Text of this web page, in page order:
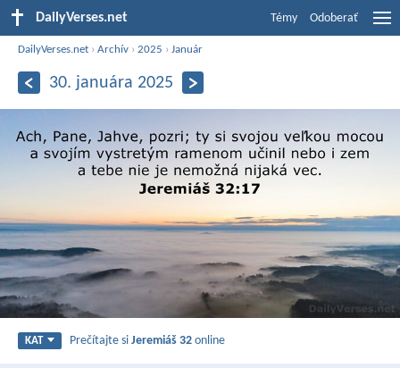
DailyVerses.net Témy Odoberať
DailyVerses.net ›Archív ›2025 ›Január
30. januára 2025
KAT Prečítajte siJeremiáš 32 online